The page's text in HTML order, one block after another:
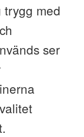
trygg med
ser